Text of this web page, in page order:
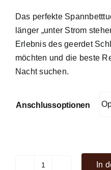
Das perfekte
länger „unter Strom
Erlebnis des geerdet
möchten und die beste
Nacht suchen.
Anschlussoptionen
In